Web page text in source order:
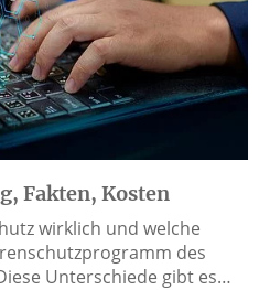
Fakten, Kosten
wirklich und welche
des
Unterschiede gibt es…